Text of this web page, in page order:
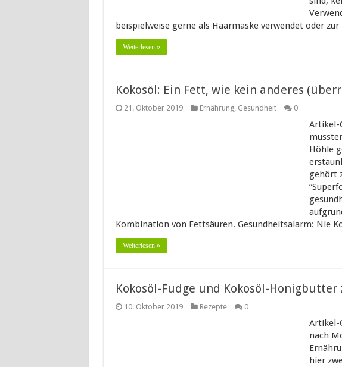
beispielweise gerne als Haarmaske verwendet oder
Weiterlesen »
Kokosöl: Ein Fett, wie kein anderes
21. Oktober 2019 Ernährung, Gesundheit 0
Artikel-
Höhle
gehört
Kombination von Fettsäuren. Gesundheitsalarm: Nie
Weiterlesen »
Kokosöl-Fudge und Kokosöl-Honigbutter
10. Oktober 2019 Rezepte 0
Artikel-
nach
hier